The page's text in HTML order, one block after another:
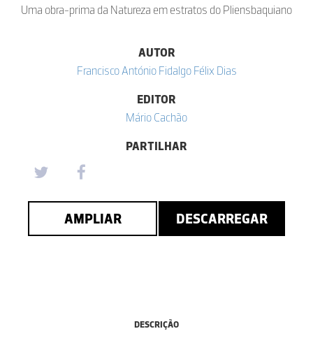
Uma obra-prima da Natureza em estratos do Pliensbaquiano
AUTOR
Francisco António Fidalgo Félix Dias
EDITOR
Mário Cachão
PARTILHAR
AMPLIAR DESCARREGAR
DESCRIÇÃO